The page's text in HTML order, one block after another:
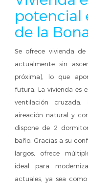
potencial
de la
Se ofrece vivienda
actualmente sin
próxima), lo que
futura. La vivienda es
ventilación
aireación natural y
dispone de 2
baño. Gracias a su
largos, ofrece
ideal para
actuales, ya sea